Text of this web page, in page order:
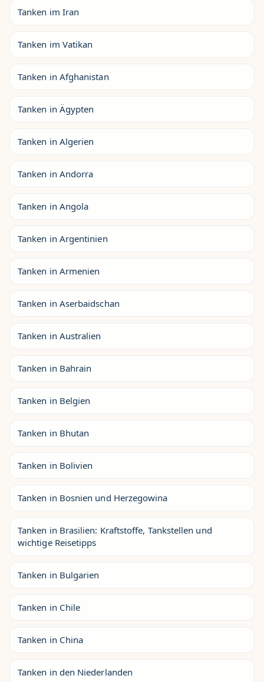
Tanken im Iran
Tanken im Vatikan
Tanken in Afghanistan
Tanken in Ägypten
Tanken in Algerien
Tanken in Andorra
Tanken in Angola
Tanken in Argentinien
Tanken in Armenien
Tanken in Aserbaidschan
Tanken in Australien
Tanken in Bahrain
Tanken in Belgien
Tanken in Bhutan
Tanken in Bolivien
Tanken in Bosnien und Herzegowina
Tanken in Brasilien: Kraftstoffe, Tankstellen und
wichtige Reisetipps
Tanken in Bulgarien
Tanken in Chile
Tanken in China
Tanken in den Niederlanden